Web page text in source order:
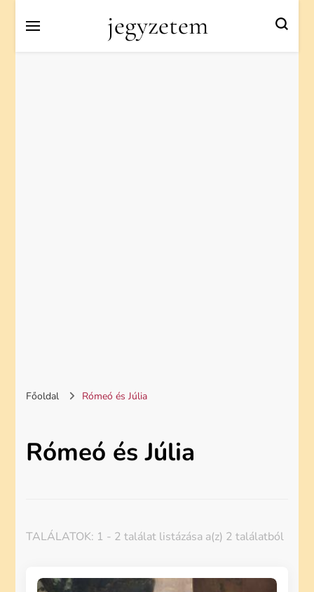
jegyzetem
Főoldal Rómeó és Júlia
Rómeó és Júlia
TALÁLATOK: 1 - 2 találat listázása a(z) 2 találatból